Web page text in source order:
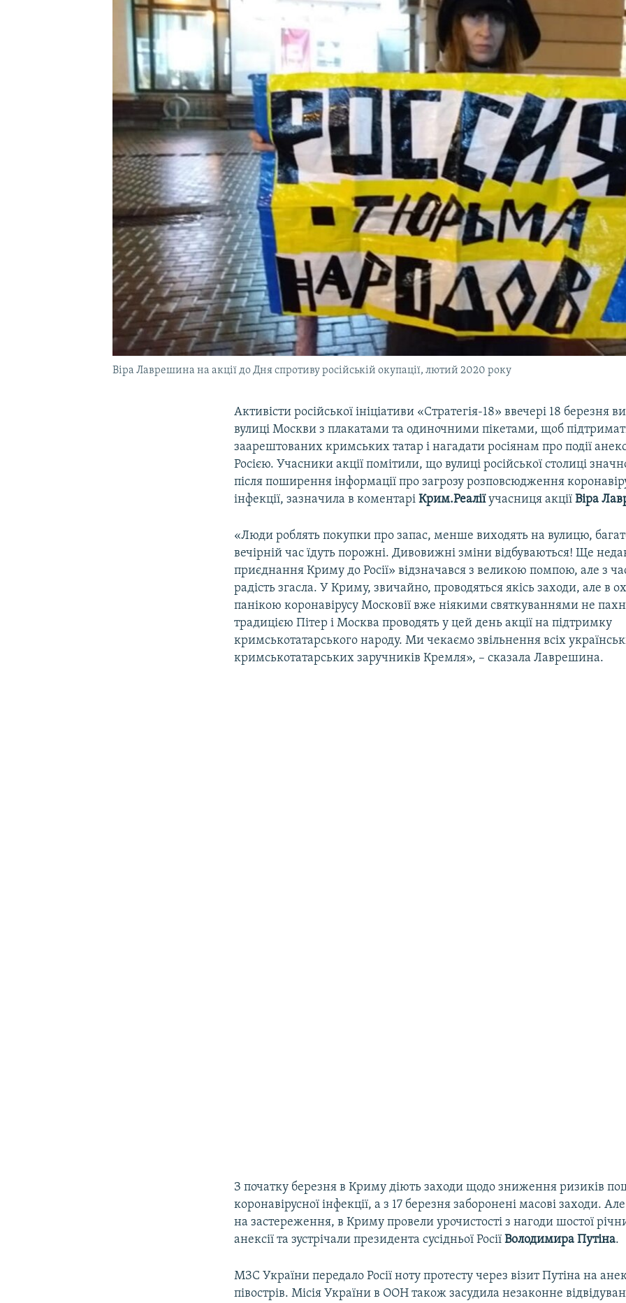
УКРАЇНСЬКА ПРОБЛЕМА КРИМУ
Віра Лаврешина на акції до Дня спротиву російській окупації, лютий 2020 року
Активісти російської ініціативи «Стратегія-18» ввечері 18 березня
вулиці Москви з плакатами та одиночними пікетами, щоб
заарештованих кримських татар і нагадати росіянам про події
Росією. Учасники акції помітили, що вулиці російської столиці
після поширення інформації про загрозу розповсюдження
інфекції, зазначила в коментаріКрим.Реаліїучасниця акціїВіра
«Люди роблять покупки про запас, менше виходять на вулицю, багато
вечірній час їдуть порожні. Дивовижні зміни відбуваються! Ще
приєднання Криму до Росії» відзначався з великою помпою, але з
радість згасла. У Криму, звичайно, проводяться якісь заходи, але в
панікою коронавірусу Московії вже ніякими святкуваннями не
традицією Пітер і Москва проводять у цей день акції на підтримку
кримськотатарського народу. Ми чекаємо звільнення всіх
кримськотатарських заручників Кремля», – сказала Лаврешина.
З початку березня в Криму діють заходи щодо зниження ризиків
коронавірусної інфекції, а з 17 березня заборонені масові заходи.
на застереження, в Криму провели урочистості з нагоди шостої
анексії та зустрічали президента сусідньої РосіїВолодимира Путіна.
МЗС України передало Росії ноту протесту через візит Путіна на
півострів. Місія України в ООН також засудила незаконне